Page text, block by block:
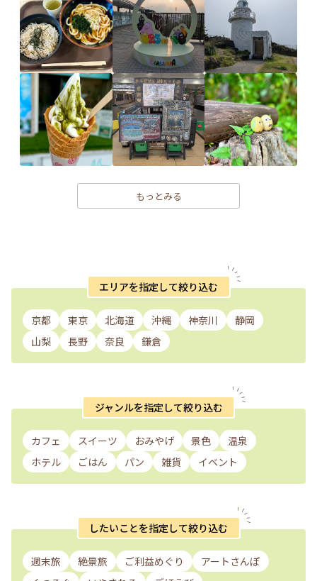
もっとみる
エリアを指定して絞り込む
京都 東京 北海道 沖縄 神奈川
静岡
山梨
長野 奈良 鎌倉
ジャンルを指定して絞り込む
カフェ スイーツ おみやげ 景色
温泉
ホテル
ごはん パン 雑貨 イベント
したいことを指定して絞り込む
週末旅 絶景旅 ご利益めぐり
アートさんぽ